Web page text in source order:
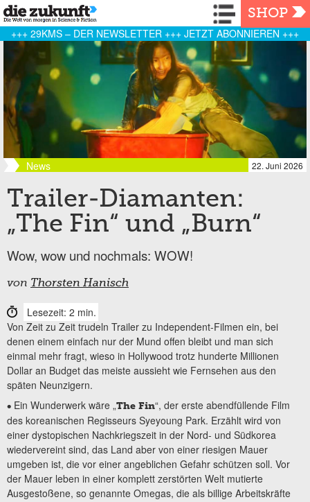
Navigation
SHOP
+++ 29KMS – DER NEWSLETTER +++ JETZT ABONNIEREN +++
News 22. Juni 2026
Trailer-Diamanten:
„The Fin“ und „Burn“
Wow, wow und nochmals: WOW!
von Thorsten Hanisch
Lesezeit: 2 min.
Von Zeit zu Zeit trudeln Trailer zu Independent-Filmen ein, bei
denen einem einfach nur der Mund offen bleibt und man sich
einmal mehr fragt, wieso in Hollywood trotz hunderte Millionen
Dollar an Budget das meiste aussieht wie Fernsehen aus den
späten Neunzigern.
• Ein Wunderwerk wäre „The Fin“, der erste abendfüllende Film
des koreanischen Regisseurs Syeyoung Park. Erzählt wird von
einer dystopischen Nachkriegszeit in der Nord- und Südkorea
wiedervereint sind, das Land aber von einer riesigen Mauer
umgeben ist, die vor einer angeblichen Gefahr schützen soll. Vor
der Mauer leben in einer komplett zerstörten Welt mutierte
Ausgestoßene, so genannte Omegas, die als billige Arbeitskräfte